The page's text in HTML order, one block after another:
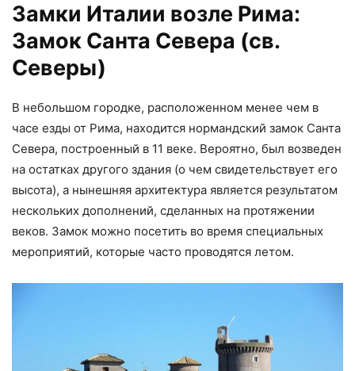
Замки Италии возле Рима:
Замок Санта Севера (св.
Северы)
В небольшом городке, расположенном менее чем в
часе езды от Рима, находится нормандский замок Санта
Севера, построенный в 11 веке. Вероятно, был возведен
на остатках другого здания (о чем свидетельствует его
высота), а нынешняя архитектура является результатом
нескольких дополнений, сделанных на протяжении
веков. Замок можно посетить во время специальных
мероприятий, которые часто проводятся летом.